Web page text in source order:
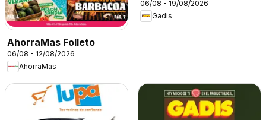
AhorraMas Folleto
06/08 - 12/08/2026
AhorraMas
06/08 - 19/08/2026
Gadis